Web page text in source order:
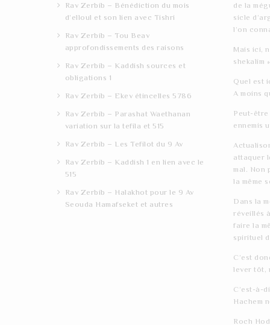
de la
sicle
l’on
Mais ici,
shekalim
Quel est
A moins
Peut-être
ennemis
attaquer
mal. Non
la même
Dans la
réveillés
faire la
spirituel
C’est
lever tôt,
C’est-à-
Hachem
Roch
Rav Zerbib – Bénédiction du mois
d’elloul et son lien avec Tishri
Rav Zerbib – Tou Beav
approfondissements des raisons
Rav Zerbib – Kaddish sources et
obligations 1
Rav Zerbib – Ekev étincelles 5786
Rav Zerbib – Parashat Waethanan
variation sur la tefila et 515
Rav Zerbib – Les Tefilot du 9 Av
Rav Zerbib – Kaddish 1 en lien avec le
515
Rav Zerbib – Halakhot pour le 9 Av
Seouda Hamafseket et autres